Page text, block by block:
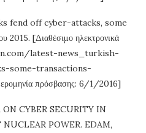
fend off cyber-attacks, some
[Διαθέσιμο ηλεκτρονικά
latest-news_turkish-
some-transactions-
πρόσβασης: 6/1/2016]
CYBER SECURITY IN
POWER. EDAM,